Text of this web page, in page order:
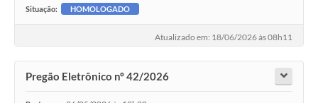
Situação: HOMOLOGADO
Atualizado em: 18/06/2026 às 08h11
Pregão Eletrônico nº 42/2026